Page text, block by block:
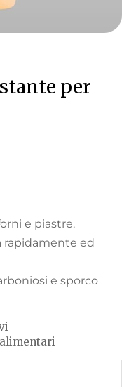
per
e piastre.
rapidamente ed
e sporco
alimentari